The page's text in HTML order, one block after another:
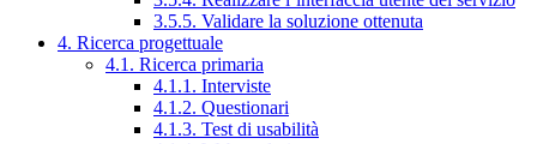
3.5.5. Validare la soluzione ottenuta
4. Ricerca progettuale
4.1. Ricerca primaria
4.1.1. Interviste
4.1.2. Questionari
4.1.3. Test di usabilità